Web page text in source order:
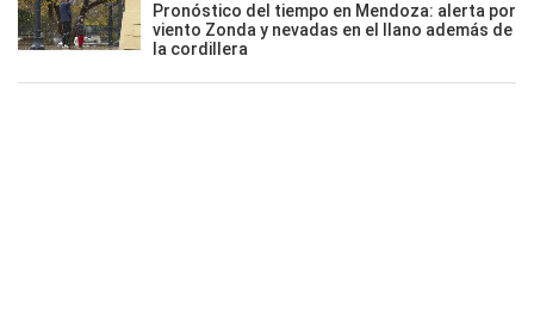
Pronóstico del tiempo en Mendoza: alerta por
viento Zonda y nevadas en el llano además de
la cordillera